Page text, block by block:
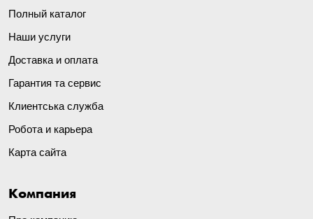
Полный каталог
Наши услуги
Доставка и оплата
Гарантия та сервис
Клиентська служба
Робота и карьера
Карта сайта
Компания